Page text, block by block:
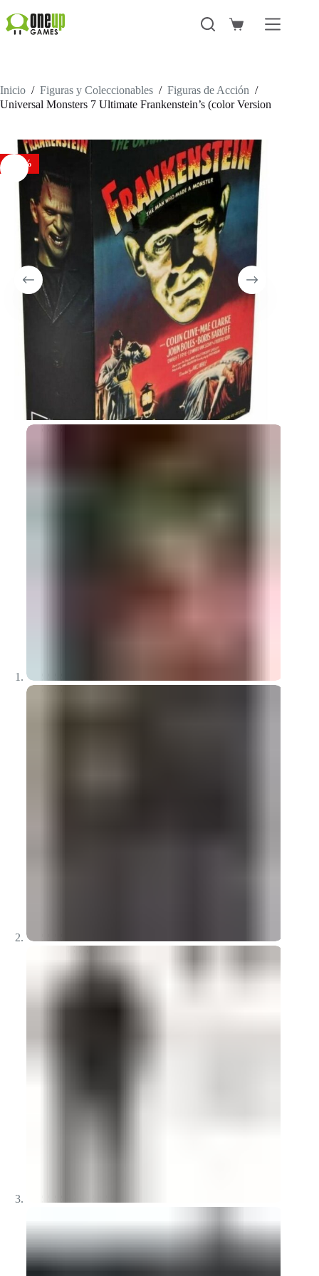
al
contenido
Carro
Inicio / Figuras y Coleccionables / Figuras de Acción /
Universal Monsters 7 Ultimate Frankenstein’s (color Version
-45%